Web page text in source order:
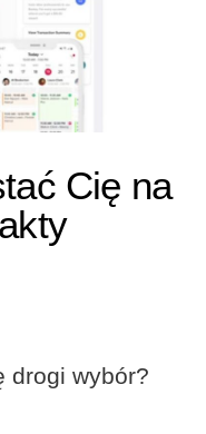
Cię na
drogi wybór?